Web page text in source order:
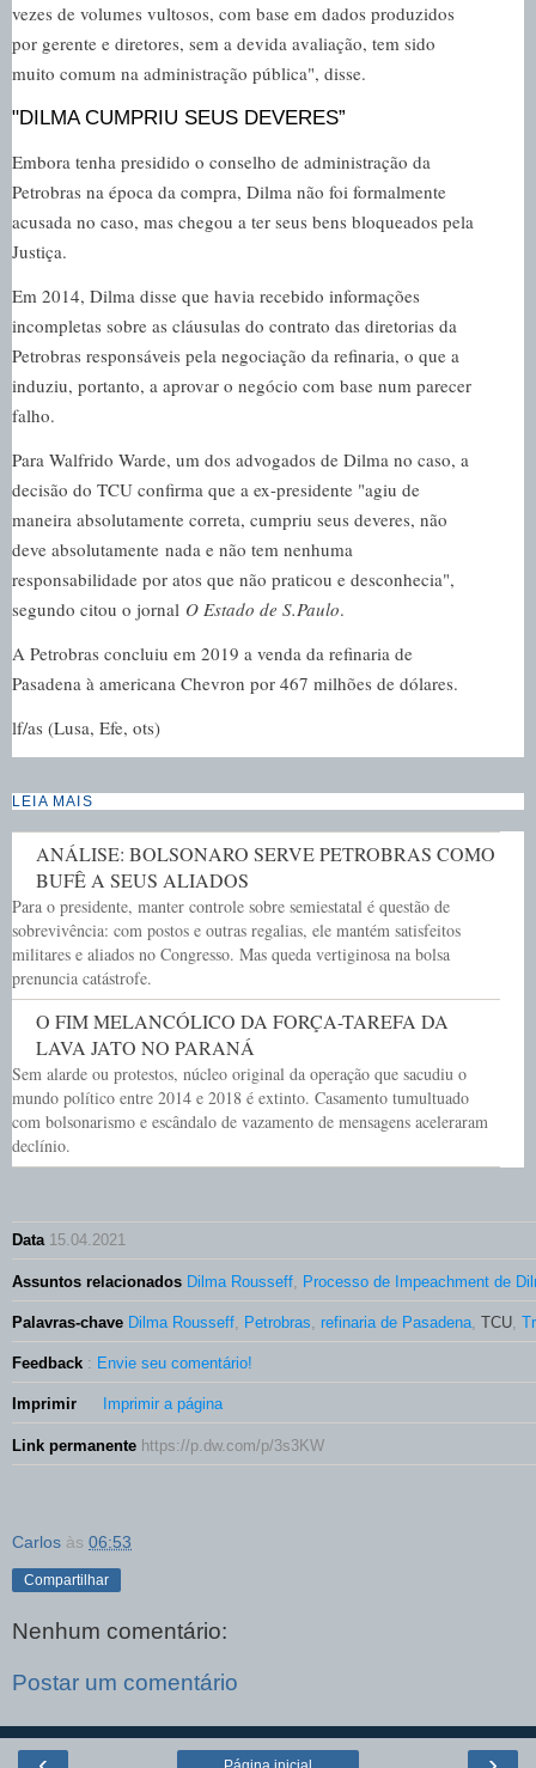
vezes de volumes vultosos, com base em dados produzidos
por gerente e diretores, sem a devida avaliação, tem sido
muito comum na administração pública", disse.
"DILMA CUMPRIU SEUS DEVERES”
Embora tenha presidido o conselho de administração da
Petrobras na época da compra, Dilma não foi formalmente
acusada no caso, mas chegou a ter seus bens bloqueados pela
Justiça.
Em 2014, Dilma disse que havia recebido informações
incompletas sobre as cláusulas do contrato das diretorias da
Petrobras responsáveis pela negociação da refinaria, o que a
induziu, portanto, a aprovar o negócio com base num parecer
falho.
Para Walfrido Warde, um dos advogados de Dilma no caso, a
decisão do TCU confirma que a ex-presidente "agiu de
maneira absolutamente correta, cumpriu seus deveres, não
deve absolutamente nada e não tem nenhuma
responsabilidade por atos que não praticou e desconhecia",
segundo citou o jornal O Estado de S.Paulo.
A Petrobras concluiu em 2019 a venda da refinaria de
Pasadena à americana Chevron por 467 milhões de dólares.
lf/as (Lusa, Efe, ots)
LEIA MAIS
ANÁLISE: BOLSONARO SERVE PETROBRAS COMO
BUFÊ A SEUS ALIADOS
Para o presidente, manter controle sobre semiestatal é questão de
sobrevivência: com postos e outras regalias, ele mantém satisfeitos
militares e aliados no Congresso. Mas queda vertiginosa na bolsa
prenuncia catástrofe.
O FIM MELANCÓLICO DA FORÇA-TAREFA DA
LAVA JATO NO PARANÁ
Sem alarde ou protestos, núcleo original da operação que sacudiu o
mundo político entre 2014 e 2018 é extinto. Casamento tumultuado
com bolsonarismo e escândalo de vazamento de mensagens aceleraram
declínio.
Data15.04.2021
Assuntos relacionados Dilma Rousseff Processo de Impeachment de
Palavras-chave Dilma Rousseff Petrobras refinaria de Pasadena TCU
Feedback : Envie seu comentário!
Imprimir Imprimir a página
Link permanente https://p.dw.com/p/3s3KW
Carlos às 06:53
Compartilhar
Nenhum comentário:
Postar um comentário